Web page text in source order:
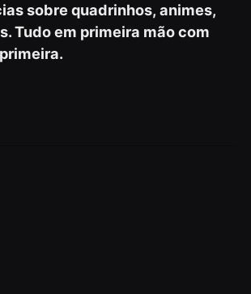
sobre quadrinhos, animes,
Tudo em primeira mão com